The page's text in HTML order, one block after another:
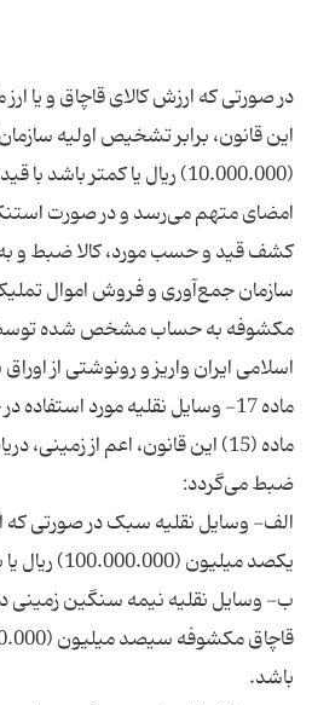
این قانون، برابر تشخیص اولیه
(10.000.000) ریال یا کمتر
امضای متهم می‌رسد و در صورت
کشف قید و حسب مورد، کالا ضبط و
سازمان جمع‌آوری و فروش اموال
مکشوفه به حساب مشخص شده
ماده 17- وسایل نقلیه مورد
ماده (15) این قانون، اعم از
الف- وسایل نقلیه سبک در صورتی که
ب- وسایل نقلیه نیمه سنگین زمینی